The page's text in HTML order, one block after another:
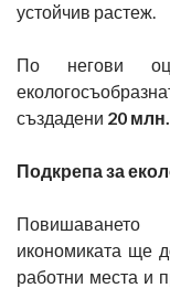
устойчив растеж.
По негови
създадени 20
Подкрепа за
икономиката ще
работни места и